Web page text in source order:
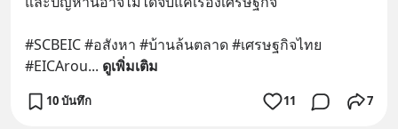
#SCBEIC #อสังหา #บ้านล้นตลาด #เศรษฐกิจไทย
#EICArou... ดูเพิ่มเติม
10 บันทึก 11 7